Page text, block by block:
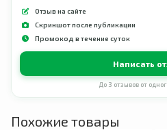
Отзыв на сайте
Скриншот после публикации
Промокод в течение суток
Написать
До 3 отзывов от
Похожие товары